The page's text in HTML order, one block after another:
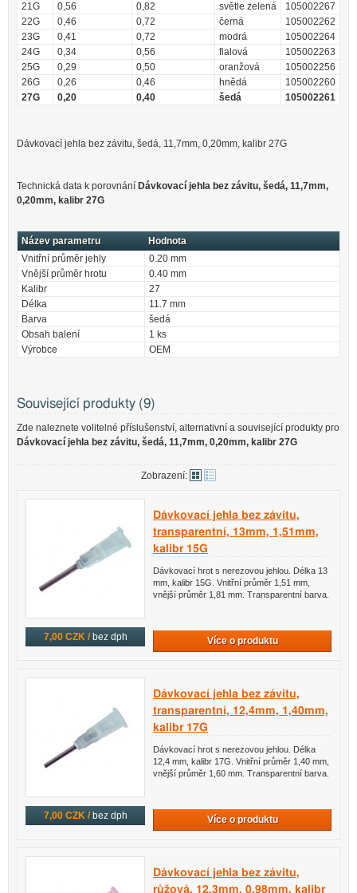
21G
0,56 0,82 světle zelená
105002267
22G
0,46 0,72 černá
105002262
23G
0,41 0,72 modrá
105002264
24G
0,34 0,56 fialová
105002263
25G
0,29 0,50 oranžová
105002256
26G
0,26 0,46 hnědá
105002260
27G
0,20 0,40 šedá 105002261
Dávkovací jehla bez závitu, šedá, 11,7mm, 0,20mm, kalibr 27G
Technická data k porovnání Dávkovací jehla bez závitu, šedá, 11,7mm,
0,20mm, kalibr 27G
Název parametru
Hodnota
Vnitřní průměr jehly
0.20 mm
Vnější průměr hrotu
0.40 mm
Kalibr
27
Délka
11.7 mm
Barva
šedá
Obsah balení
1 ks
Výrobce
OEM
Související produkty (9)
Zde naleznete volitelné příslušenství, alternativní a související produkty pro
Dávkovací jehla bez závitu, šedá, 11,7mm, 0,20mm, kalibr 27G
Zobrazení:
7,00 CZK / bez dph
Dávkovací jehla bez závitu,
transparentní, 13mm, 1,51mm,
kalibr 15G
Dávkovací hrot s nerezovou jehlou. Délka 13
mm, kalibr 15G. Vnitřní průměr 1,51 mm,
vnější průměr 1,81 mm. Transparentní barva.
Více o produktu
7,00 CZK / bez dph
Dávkovací jehla bez závitu,
transparentní, 12,4mm, 1,40mm,
kalibr 17G
Dávkovací hrot s nerezovou jehlou. Délka
12,4 mm, kalibr 17G. Vnitřní průměr 1,40 mm,
vnější průměr 1,60 mm. Transparentní barva.
Více o produktu
Dávkovací jehla bez závitu,
růžová, 12,3mm, 0,98mm, kalibr